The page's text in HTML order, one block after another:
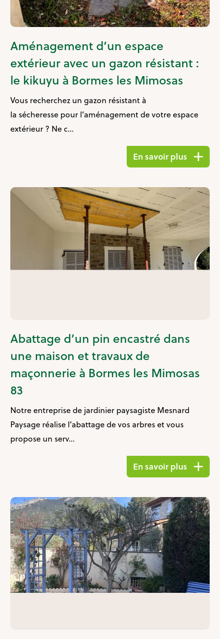
Aménagement d’un espace
extérieur avec un gazon résistant :
le kikuyu à Bormes les Mimosas
Vous recherchez un gazon résistant à
la sécheresse pour l’aménagement de votre espace
extérieur ? Ne c...
En savoir plus
Abattage d’un pin encastré dans
une maison et travaux de
maçonnerie à Bormes les Mimosas
83
Notre entreprise de jardinier paysagiste Mesnard
Paysage réalise l’abattage de vos arbres et vous
propose un serv...
En savoir plus